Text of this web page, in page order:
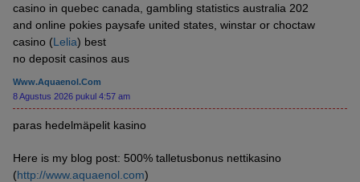
casino in quebec canada, gambling statistics australia 202
and online pokies paysafe united states, winstar or choctaw
casino (Lelia) best
no deposit casinos aus
Www.aquaenol.com
8 Agustus 2026 pukul 4:57 am
paras hedelmäpelit kasino
Here is my blog post: 500% talletusbonus nettikasino
(http://www.aquaenol.com)